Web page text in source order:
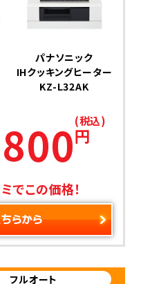
パナソニック
IHクッキングヒーター
KZ-L32AK
円
(税込)
でこの価格！
フルオート